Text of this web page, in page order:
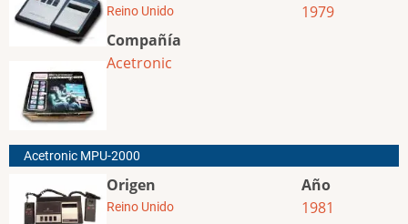
Reino Unido
Compañía
Acetronic
1979
Acetronic MPU-2000
Origen
Reino Unido
Año
1981